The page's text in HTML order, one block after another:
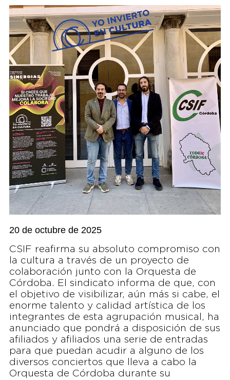
20 de octubre de 2025
CSIF reafirma su absoluto compromiso con
la cultura a través de un proyecto de
colaboración junto con la Orquesta de
Córdoba. El sindicato informa de que, con
el objetivo de visibilizar, aún más si cabe, el
enorme talento y calidad artística de los
integrantes de esta agrupación musical, ha
anunciado que pondrá a disposición de sus
afiliados y afiliados una serie de entradas
para que puedan acudir a alguno de los
diversos conciertos que lleva a cabo la
Orquesta de Córdoba durante su